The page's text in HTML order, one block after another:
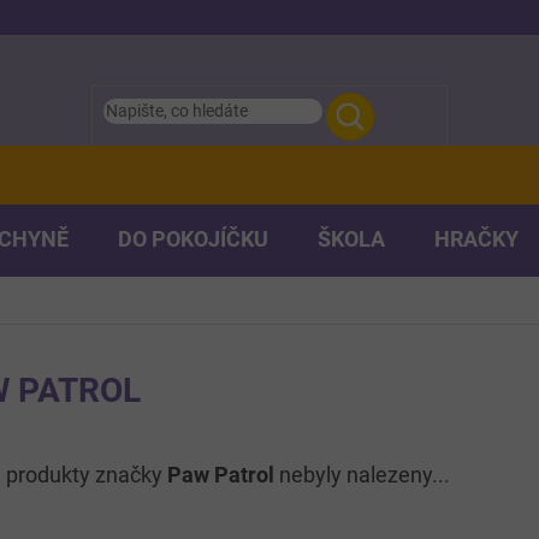
DO POKOJÍČKU ŠKOLA HRAČKY
PATROL
produkty značky Paw Patrol nebyly nalezeny...